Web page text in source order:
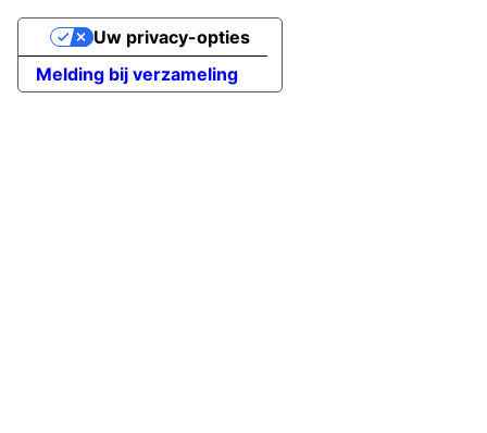
Melding bij verzameling
Uw privacy-opties